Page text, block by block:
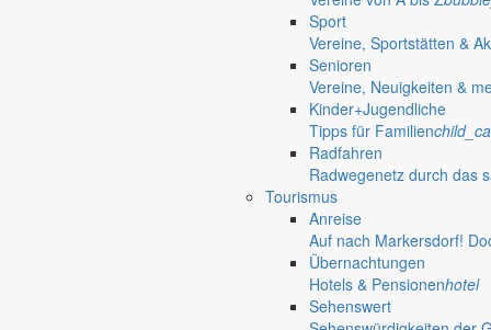
Sport
Vereine, Sportstätten &
Senioren
Vereine, Neuigkeiten &
Kinder+Jugendliche
Tipps für Familien
Radfahren
Radwegenetz durch das
Tourismus
Anreise
Auf nach Markersdorf!
Übernachtungen
Hotels & Pensionenhotel
Sehenswert
08:30 – 11:30 Uhr und 14:00 – 18:00 Uhr
08:30 – 11:30 Uhr und 14:00 – 17:00 Uhr
Außerhalb der Öffnungszeiten können Termine vereinbart werden.
E-Mail: sekretariat@gemeinde-markersdorf.de
Aktuelles aus